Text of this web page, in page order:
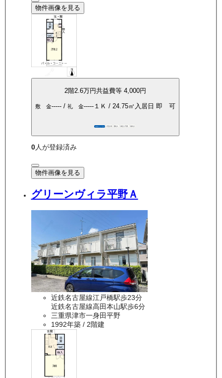
物件画像を見る
2階2.6万円共益費等 4,000円
敷 金-----/ 礼 金-----１Ｋ / 24.75㎡ 入居日 即 可
360°パノラマ P空き有 敷礼0 保証人不要 南向き
0人が登録済み
物件画像を見る
グリーンヴィラ平野Ａ
近鉄名古屋線江戸橋駅歩23分
近鉄名古屋線高田本山駅歩6分
三重県津市一身田平野
1992年築/ 2階建